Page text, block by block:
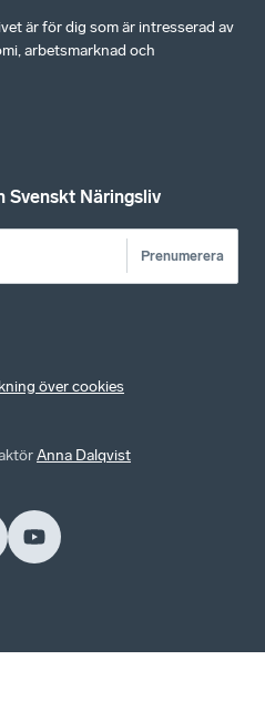
är för dig som är intresserad av
arbetsmarknad och
Svenskt Näringsliv
Prenumerera
över cookies
Anna Dalqvist